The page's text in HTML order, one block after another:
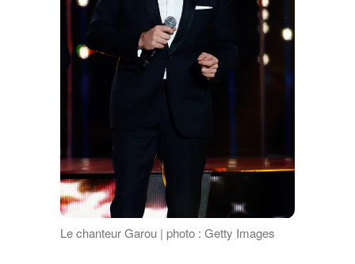
Le chanteur Garou | photo : Getty Images